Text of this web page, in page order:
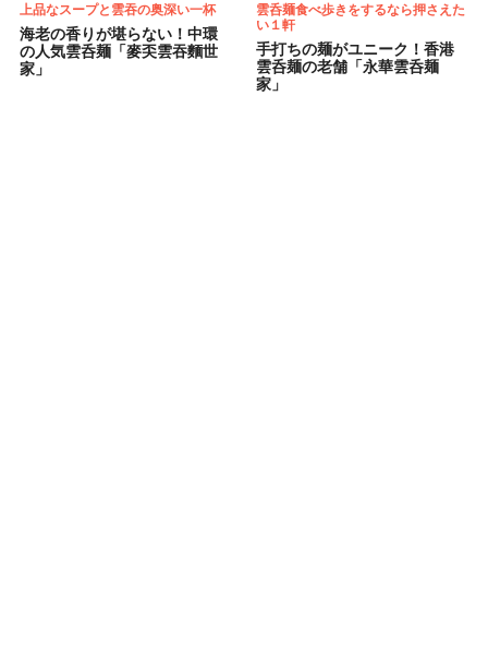
上品なスープと雲吞の奥深い一杯
海老の香りが堪らない！中環
の人気雲呑麺「麥奀雲吞麵世
家」
雲呑麺食べ歩きをするなら押さえた
い１軒
手打ちの麺がユニーク！香港
雲呑麺の老舗「永華雲呑麺
家」